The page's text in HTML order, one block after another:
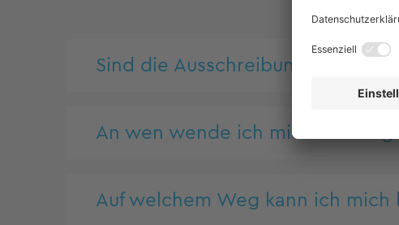
Sind die Ausschreibungen in der
An wen wende ich mich bei
Auf welchem Weg kann ich mich